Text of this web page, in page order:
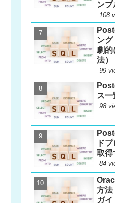
ンプ
108
ン
劇
法）
99
ス
98
ド
取得
84
方法
ガイ